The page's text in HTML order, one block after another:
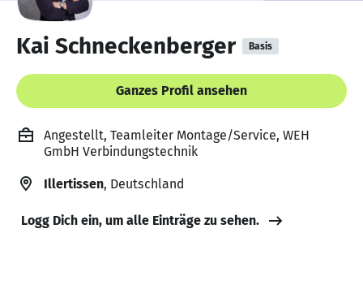
Kai Schneckenberger Basis
Ganzes Profil ansehen
Angestellt, Teamleiter Montage/Service, WEH
GmbH Verbindungstechnik
Illertissen, Deutschland
Logg Dich ein, um alle Einträge zu sehen.